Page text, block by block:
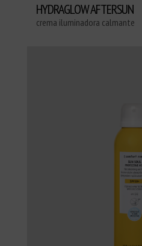
HYDRAGLOW AFTERSUN
crema iluminadora calmante